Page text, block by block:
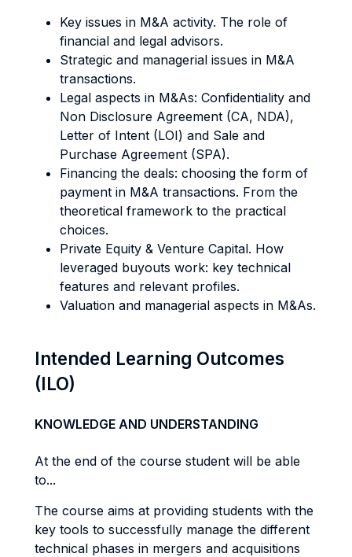
Key issues in M&A activity. The role of
financial and legal advisors.
Strategic and managerial issues in M&A
transactions.
Legal aspects in M&As: Confidentiality and
Non Disclosure Agreement (CA, NDA),
Letter of Intent (LOI) and Sale and
Purchase Agreement (SPA).
Financing the deals: choosing the form of
payment in M&A transactions. From the
theoretical framework to the practical
choices.
Private Equity & Venture Capital. How
leveraged buyouts work: key technical
features and relevant profiles.
Valuation and managerial aspects in M&As.
Intended Learning Outcomes
(ILO)
KNOWLEDGE AND UNDERSTANDING
At the end of the course student will be able
to...
The course aims at providing students with the
key tools to successfully manage the different
technical phases in mergers and acquisitions